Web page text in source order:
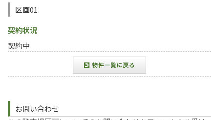
区画01
契約状況
契約中
お問い合わせ